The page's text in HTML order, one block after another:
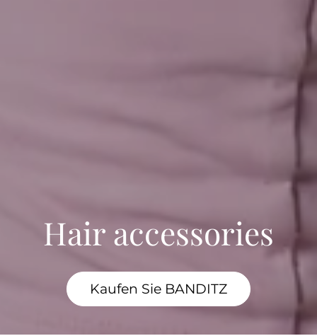
Hair accessories
Kaufen Sie BANDITZ